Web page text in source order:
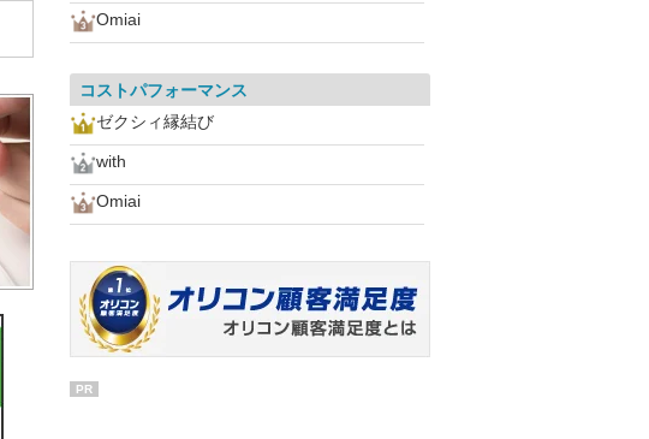
Omiai
コストパフォーマンス
ゼクシィ縁結び
with
Omiai
PR